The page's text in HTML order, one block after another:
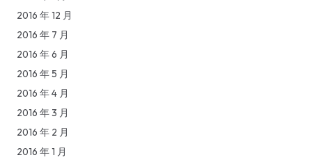
2016 年 12 月
2016 年 7 月
2016 年 6 月
2016 年 5 月
2016 年 4 月
2016 年 3 月
2016 年 2 月
2016 年 1 月